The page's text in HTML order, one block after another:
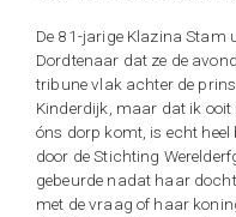
De 81-jarige Klazina Stam
Dordtenaar dat ze de
tribune vlak achter de
Kinderdijk, maar dat ik
óns dorp komt, is echt
door de Stichting
gebeurde nadat haar
met de vraag of haar